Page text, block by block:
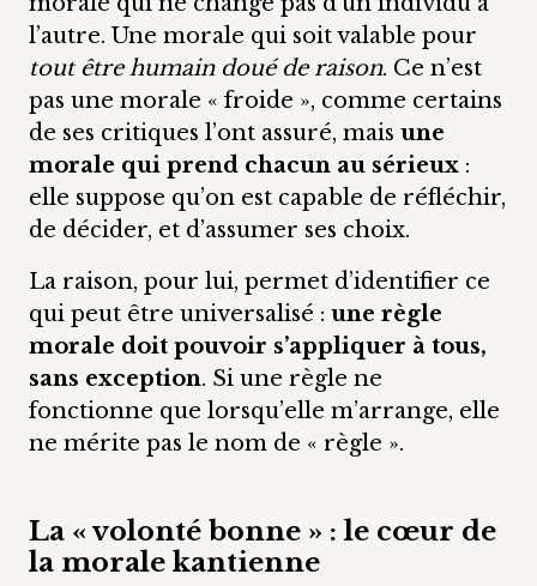
l’autre. Une morale qui soit valable pour
tout être humain doué de raison. Ce n’est
pas une morale « froide », comme certains
de ses critiques l’ont assuré, mais une
morale qui prend chacun au sérieux :
elle suppose qu’on est capable de réfléchir,
de décider, et d’assumer ses choix.
La raison, pour lui, permet d’identifier ce
qui peut être universalisé : une règle
morale doit pouvoir s’appliquer à tous,
sans exception. Si une règle ne
fonctionne que lorsqu’elle m’arrange, elle
ne mérite pas le nom de « règle ».
La « volonté bonne » : le cœur de
la morale kantienne